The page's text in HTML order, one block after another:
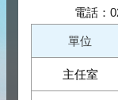
單位
電話：
主任室